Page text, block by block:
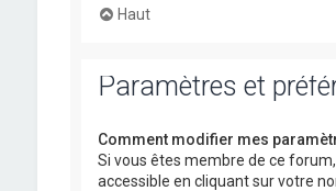
Haut
Paramètres et
Comment modifier mes
Si vous êtes membre de ce
accessible en cliquant sur votre